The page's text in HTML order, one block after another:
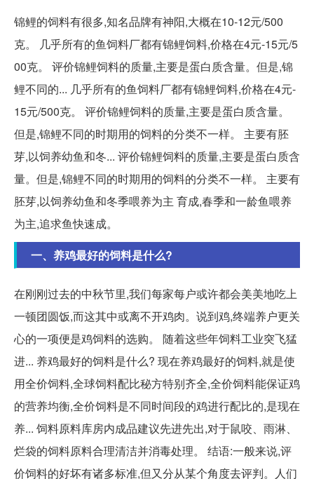
锦鲤的饲料有很多,知名品牌有神阳,大概在10-12元/500
克。 几乎所有的鱼饲料厂都有锦鲤饲料,价格在4元-15元/5
00克。 评价锦鲤饲料的质量,主要是蛋白质含量。但是,锦
鲤不同的... 几乎所有的鱼饲料厂都有锦鲤饲料,价格在4元-
15元/500克。 评价锦鲤饲料的质量,主要是蛋白质含量。
但是,锦鲤不同的时期用的饲料的分类不一样。 主要有胚
芽,以饲养幼鱼和冬... 评价锦鲤饲料的质量,主要是蛋白质含
量。但是,锦鲤不同的时期用的饲料的分类不一样。 主要有
胚芽,以饲养幼鱼和冬季喂养为主 育成,春季和一龄鱼喂养
为主,追求鱼快速成。
一、养鸡最好的饲料是什么?
在刚刚过去的中秋节里,我们每家每户或许都会美美地吃上
一顿团圆饭,而这其中或离不开鸡肉。说到鸡,终端养户更关
心的一项便是鸡饲料的选购。 随着这些年饲料工业突飞猛
进... 养鸡最好的饲料是什么? 现在养鸡最好的饲料,就是使
用全价饲料,全球饲料配比秘方特别齐全,全价饲料能保证鸡
的营养均衡,全价饲料是不同时间段的鸡进行配比的,是现在
养... 饲料原料库房内成品建议先进先出,对于鼠咬、雨淋、
烂袋的饲料原料合理清洁并消毒处理。 结语:一般来说,评
价饲料的好坏有诸多标准,但又分从某个角度去评判。人们